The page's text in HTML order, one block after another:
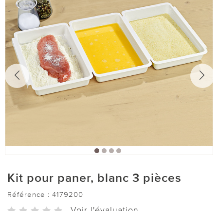
Kit pour paner, blanc 3 pièces
Référence : 4179200